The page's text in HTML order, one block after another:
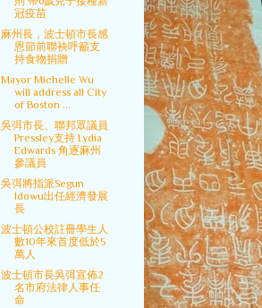
冠疫苗
麻州長，波士頓市長感
恩節前聯袂呼籲支
持食物捐贈
Mayor Michelle Wu
will address all City
of Boston ...
吳弭市長、聯邦眾議員
Pressley支持 Lydia
Edwards 角逐麻州
參議員
吳弭將指派Segun
Idowu出任經濟發展
長
波士頓公校註冊學生人
數10年來首度低於5
萬人
波士頓市長吳弭宣佈2
名市府法律人事任
命